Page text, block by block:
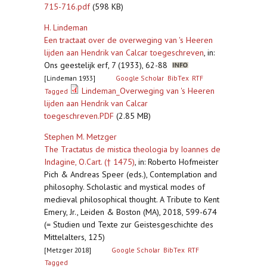
715-716.pdf(598 KB)
H. Lindeman
Een tractaat over de overweging van 's Heeren
lijden aan Hendrik van Calcar toegeschreven, in:
Ons geestelijk erf, 7 (1933), 62-88
[Lindeman 1933] Google Scholar BibTex RTF
Tagged
Lindeman_Overweging van 's Heeren
lijden aan Hendrik van Calcar
toegeschreven.PDF (2.85 MB)
Stephen M. Metzger
The Tractatus de mistica theologia by Ioannes de
Indagine, O.Cart. († 1475), in: Roberto Hofmeister
Pich & Andreas Speer (eds.), Contemplation and
philosophy. Scholastic and mystical modes of
medieval philosophical thought. A Tribute to Kent
Emery, Jr., Leiden & Boston (MA), 2018, 599-674
(= Studien und Texte zur Geistesgeschichte des
Mittelalters, 125)
[Metzger 2018] Google Scholar BibTex RTF
Tagged